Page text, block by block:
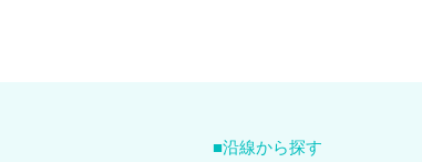
沿線から探す